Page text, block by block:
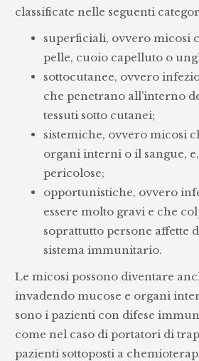
classificate nelle seguenti
superficiali, ovvero micosi
pelle, cuoio capelluto o
sottocutanee, ovvero
che penetrano all’interno
tessuti sotto cutanei;
sistemiche, ovvero micosi
organi interni o il sangue,
pericolose;
opportunistiche, ovvero
essere molto gravi e che
soprattutto persone affette
sistema immunitario.
Le micosi possono diventare
invadendo mucose e organi
sono i pazienti con difese
come nel caso di portatori di
pazienti sottoposti a